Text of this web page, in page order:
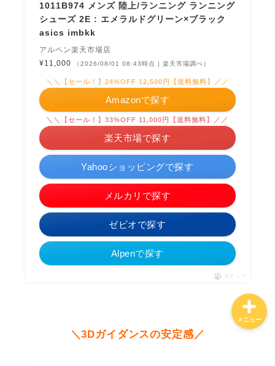
1011B974 メンズ 陸上/ランニング ランニング
シューズ 2E : エメラルドグリーン×ブラック
asics imbkk
アルペン楽天市場店
¥11,000
（2026/08/01 08:43時点 | 楽天市場調べ）
＼＼【セール！】24%OFF 12,500円【送料無料】／／
Amazonで探す
＼＼【セール！】33%OFF 11,000円【送料無料】／／
楽天市場で探す
Yahooショッピングで探す
メルカリで探す
ゼビオで探す
Alpenで探す
ポチップ
＼3Dガイダンスの安定感／
メニュー
特定商取引法に基づく表記
プライバシーポリシー
お問合せ